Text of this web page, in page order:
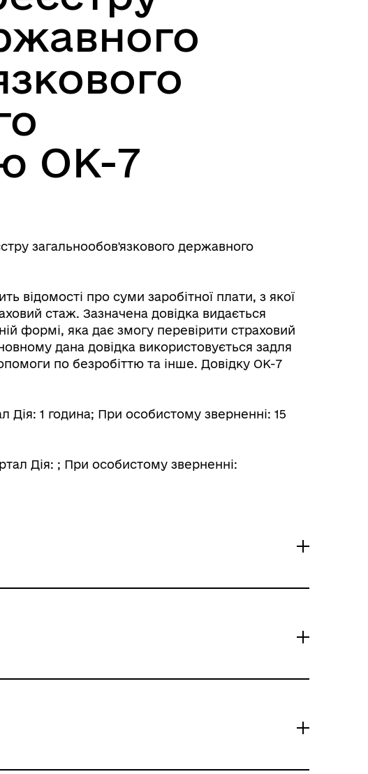
ОК-7
загальнообов'язкового державного
відомості про суми заробітної плати, з якої
стаж. Зазначена довідка видається
формі, яка дає змогу перевірити страховий
дана довідка використовується задля
по безробіттю та інше. Довідку ОК-7
1 година; При особистому зверненні: 15
Дія: ; При особистому зверненні:
кабінет / 0 /